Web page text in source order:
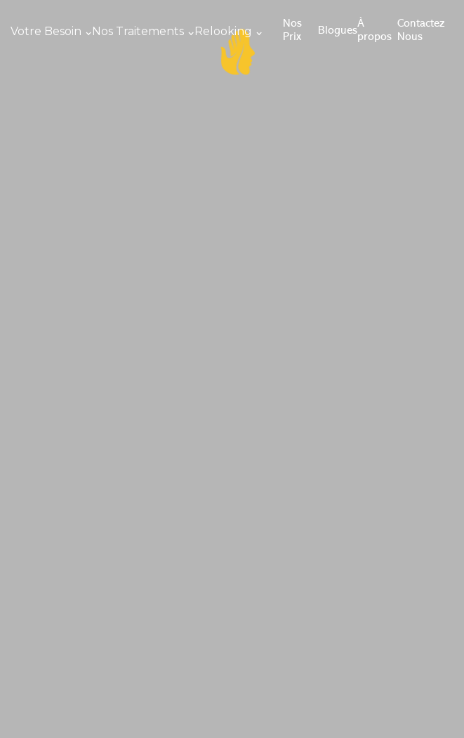
Votre Besoin Nos Traitements Relooking
Nos
Prix
Blogues
À
propos
Contactez
Nous